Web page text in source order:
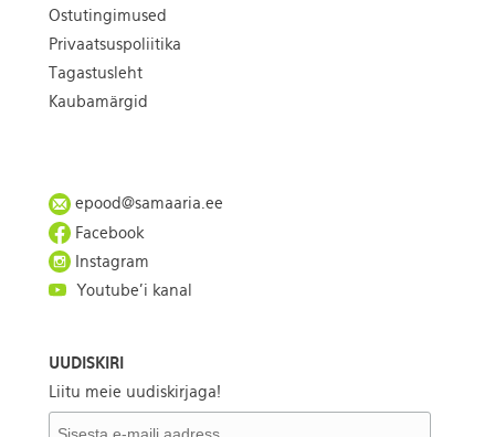
Ostutingimused
Privaatsuspoliitika
Tagastusleht
Kaubamärgid
epood@samaaria.ee
Facebook
Instagram
Youtube'i kanal
UUDISKIRI
Liitu meie uudiskirjaga!